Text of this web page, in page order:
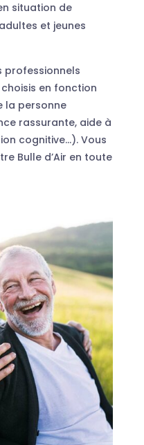
situation de
et jeunes
professionnels
en fonction
la personne
rassurante, aide à
cognitive…). Vous
Bulle d’Air en toute